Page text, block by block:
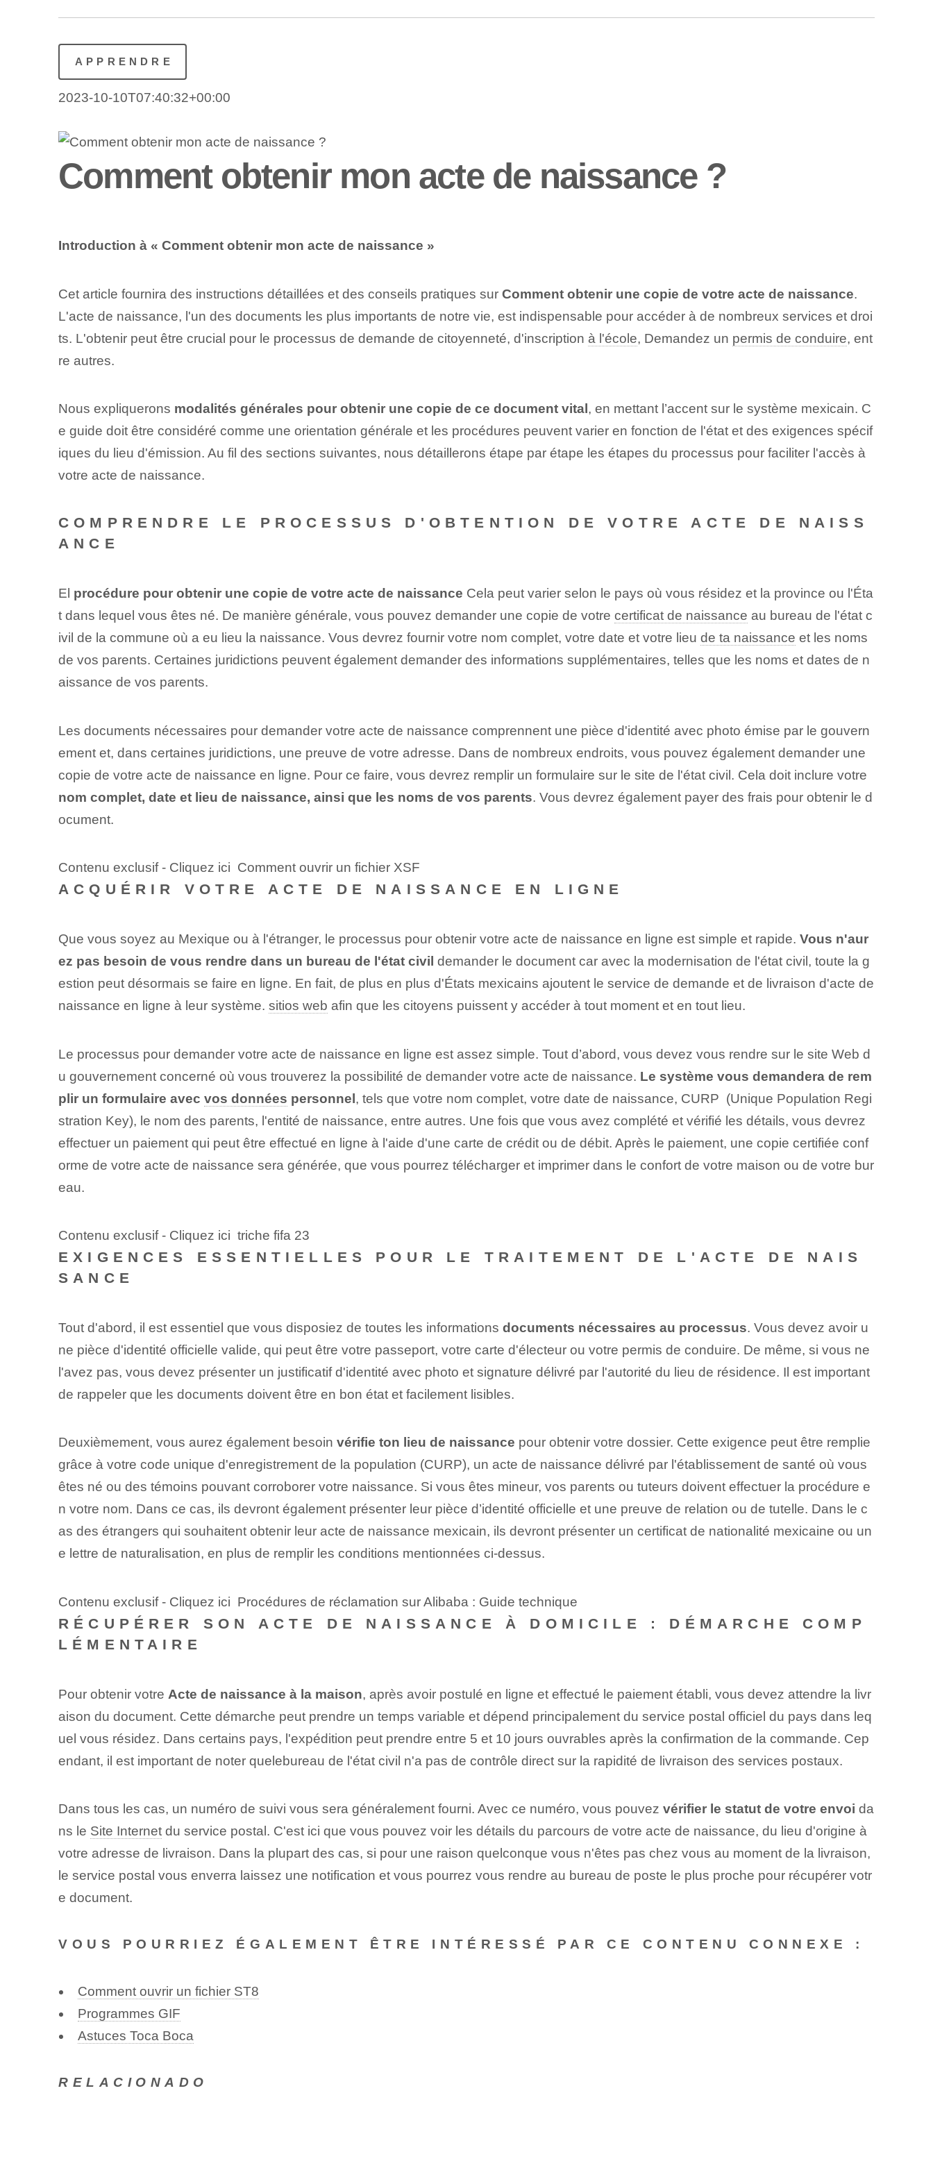
APPRENDRE
2023-10-10T07:40:32+00:00
Comment obtenir mon acte de naissance ?
Introduction à « Comment obtenir mon acte de naissance »
Cet article fournira des instructions détaillées et des conseils pratiques sur Comment obtenir une copie de votre acte de naissance.
L'acte de naissance, l'un des documents les plus importants de notre vie, est indispensable pour accéder à de nombreux services et droi
ts. L'obtenir peut être crucial pour le processus de demande de citoyenneté, d'inscription à l'école, Demandez un permis de conduire, ent
re autres.
Nous expliquerons modalités générales pour obtenir une copie de ce document vital , ‌en mettant l’accent ⁤sur le système mexicain. C
e guide doit être considéré comme une orientation générale et les procédures peuvent varier en fonction de l'état et des exigences spécif
iques du lieu d'émission. Au fil des sections suivantes, nous détaillerons étape par étape les étapes du processus pour faciliter l'accès à
votre acte de naissance.
COMPRENDRE LE PROCESSUS D'OBTENTION DE VOTRE ACTE DE NAISS
ANCE
El procédure pour obtenir une copie de votre acte de naissance Cela peut varier selon le pays où vous résidez et la province ou l'Éta
t dans lequel vous êtes né. De manière générale, vous pouvez demander une copie de votre certificat de naissance ​au bureau de l'état c
ivil de la commune où a eu lieu la naissance. ⁣Vous devrez fournir votre nom complet, votre date et votre lieu de ta naissance et les noms
de vos parents. Certaines juridictions peuvent également demander des informations supplémentaires, telles que les noms et dates de n
aissance de vos parents. ‌
Les documents nécessaires pour demander votre⁢ acte de naissance comprennent⁤ une pièce d'identité avec photo émise par le gouvern
ement et, dans certaines juridictions, une preuve de votre adresse. Dans de nombreux endroits, vous pouvez également demander une
copie de votre acte de naissance en ligne. Pour ce faire, vous devrez remplir un formulaire sur le site de l'état civil. Cela doit inclure votre
nom complet, date et lieu de naissance, ainsi que les noms de vos parents. Vous devrez également payer des frais pour obtenir le d
ocument.
Contenu exclusif - Cliquez ici Comment ouvrir un fichier XSF
ACQUÉRIR VOTRE ACTE DE NAISSANCE EN LIGNE
Que vous soyez au Mexique ou à l'étranger, le processus pour obtenir votre acte de naissance en ligne est simple et rapide. Vous n'aur
ez pas besoin de vous rendre dans un bureau de l'état civil demander⁢ le document car avec la modernisation de l'état civil, toute la g
estion peut désormais se faire en ligne. En fait, de plus en plus d'États mexicains ajoutent le service de demande et de livraison d'acte de
naissance en ligne à leur système. sitios web ‍afin que les citoyens puissent y accéder à tout moment et en tout lieu.
Le processus pour demander votre acte de naissance⁤ en ligne est assez simple. Tout d’abord, vous devez vous rendre sur le site Web d
u gouvernement concerné où vous trouverez la possibilité de demander votre acte de naissance. Le système vous demandera de rem
plir un formulaire avec vos données personnel,⁢ tels que​ votre nom complet, votre date de ‌naissance,‍ CURP ⁣ (Unique Population Regi
stration Key), le nom des ⁢parents, l'entité de naissance, entre autres. Une fois que vous avez complété et vérifié les détails, vous devrez
effectuer un paiement qui peut être effectué en ligne à l'aide d'une carte de crédit ou de débit. Après le paiement, une copie certifiée conf
orme de votre acte de naissance sera générée, que vous pourrez télécharger et imprimer dans le confort de votre maison ou de votre bur
eau.
Contenu exclusif - Cliquez ici triche fifa 23
EXIGENCES ESSENTIELLES POUR LE TRAITEMENT DE L'ACTE DE NAIS
SANCE
Tout d'abord, il est essentiel que vous disposiez de toutes les informations documents⁤ nécessaires ‌au processus.⁢ Vous devez avoir u
ne pièce d'identité officielle valide, qui peut être votre passeport, votre carte d'électeur ou votre permis de conduire. De même, si vous ne
l'avez pas, vous devez présenter un justificatif d'identité avec photo et signature délivré par l'autorité du lieu de résidence. Il est important
de rappeler que les documents doivent être en bon état et facilement lisibles.
Deuxièmement, vous aurez également besoin vérifie ton lieu de naissance pour obtenir votre dossier. Cette exigence peut être remplie
grâce à votre code unique d'enregistrement de la population (CURP), un acte de naissance délivré par l'établissement de santé où vous
êtes né ou des témoins pouvant corroborer votre naissance. ​Si vous êtes mineur, vos parents ou tuteurs doivent effectuer la procédure e
n votre nom. Dans ce cas, ils devront également présenter leur pièce d’identité officielle et une preuve de relation ou de tutelle. Dans le c
as des étrangers qui souhaitent obtenir leur acte de naissance mexicain, ils devront présenter un certificat de nationalité mexicaine ou un
e lettre de naturalisation, en plus de remplir les conditions mentionnées ci-dessus.
Contenu exclusif - Cliquez ici Procédures de réclamation sur Alibaba : Guide technique
RÉCUPÉRER SON ACTE DE NAISSANCE À DOMICILE : DÉMARCHE COMP
LÉMENTAIRE
Pour obtenir votre Acte de naissance à la maison, après avoir postulé en ligne et effectué le paiement établi, vous devez attendre la livr
aison du document. ⁤Cette démarche peut prendre un temps variable et dépend principalement du service postal officiel du pays dans leq
uel vous résidez. Dans certains pays, l'expédition peut prendre entre 5 et 10 jours ouvrables après la confirmation de la commande. ‍Cep
endant⁢, il est important de noter que‌le‌bureau de l'état civil⁤ n'a pas⁤ de contrôle direct sur la rapidité de livraison des services postaux.
Dans tous les cas, un numéro de suivi vous sera généralement fourni. Avec⁤ ce numéro, vous pouvez vérifier⁤ le statut de votre envoi da
ns ⁤le⁤ Site Internetdu service postal. C'est ici que vous pouvez voir les détails du parcours de votre acte de naissance, du lieu d'origine à
votre adresse de livraison. Dans la plupart des cas, si pour une raison quelconque vous n'êtes pas chez vous au moment de la livraison,
le service postal vous enverra laissez une notification et vous pourrez vous rendre au bureau de poste le plus proche pour récupérer votr
e document.
VOUS POURRIEZ ÉGALEMENT ÊTRE INTÉRESSÉ PAR CE CONTENU CONNEXE :
Comment ouvrir un fichier ST8
Programmes GIF
Astuces Toca Boca
RELACIONADO